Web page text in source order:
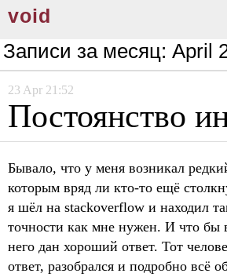
void
Записи за месяц: April
23 Apr 21:52
Постоянство
Бывало, что у меня возникал
которым вряд ли кто-то ещё
я шёл на stackoverflow и находил
точности как мне нужен. И что бы
него дан хороший ответ. Тот
ответ, разобрался и подробно всё